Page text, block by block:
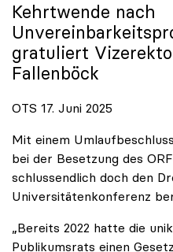
Kehrtwende nach
gratuliert
Fallenböck
OTS 17. Juni 2025
Mit einem
bei der Besetzung des
schlussendlich doch den
Universitätenkonferenz
„Bereits 2022 hatte die
Publikumsrats einen